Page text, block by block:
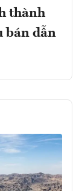
thành
bán dẫn